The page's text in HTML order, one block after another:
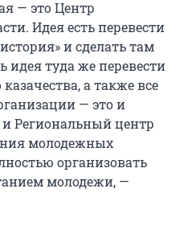
— это Центр
Идея есть перевести
и сделать там
идея туда же перевести
а также все
— это и
Региональный центр
молодежных
организовать
молодежи, —